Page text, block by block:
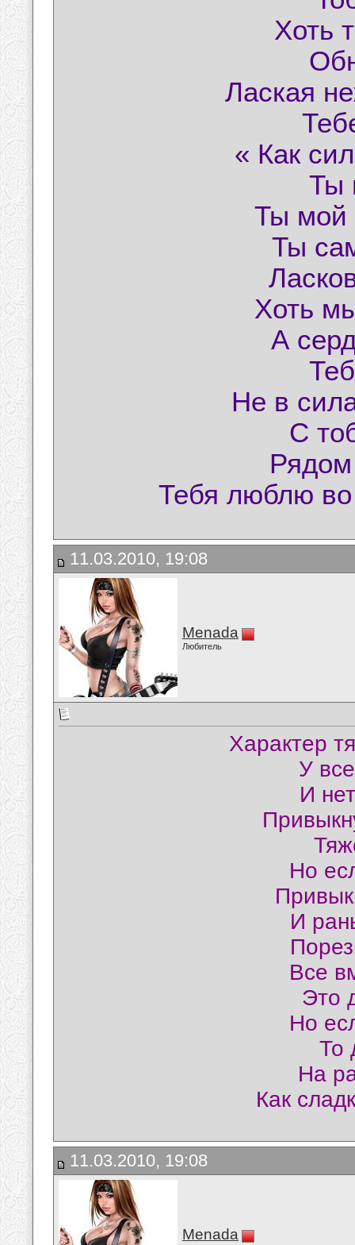
Хоть
Лаская
« Как
Ты
Ты мой
Ты
Хоть
А
Не в
С
Рядом
Тебя люблю во
11.03.2010, 19:08
Menada
Любитель
Характер
У
И
Но
И
Все
Это
Но
То
На
Как
11.03.2010, 19:08
Menada